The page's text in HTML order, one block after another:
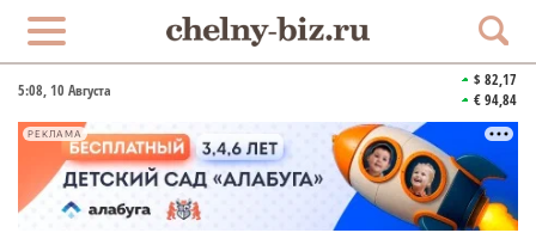
5:08, 10 Августа
$ 82,17
€ 94,84
РЕКЛАМА